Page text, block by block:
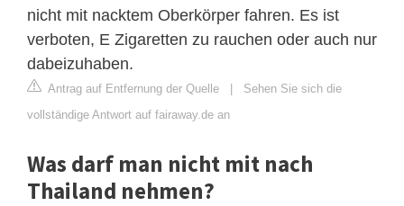
nicht mit nacktem Oberkörper fahren. Es ist
verboten, E Zigaretten zu rauchen oder auch nur
dabeizuhaben.
Antrag auf Entfernung der Quelle | Sehen Sie sich die
vollständige Antwort auf fairaway.de an
Was darf man nicht mit nach
Thailand nehmen?